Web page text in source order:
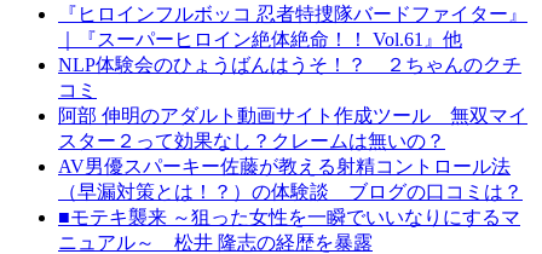
『ヒロインフルボッコ 忍者特捜隊バードファイター』
｜『スーパーヒロイン絶体絶命！！ Vol.61』他
NLP体験会のひょうばんはうそ！？ ２ちゃんのクチ
コミ
阿部 伸明のアダルト動画サイト作成ツール 無双マイ
スター２って効果なし？クレームは無いの？
AV男優スパーキー佐藤が教える射精コントロール法
（早漏対策とは！？）の体験談 ブログの口コミは？
■モテキ襲来 ～狙った女性を一瞬でいいなりにするマ
ニュアル～ 松井 隆志の経歴を暴露